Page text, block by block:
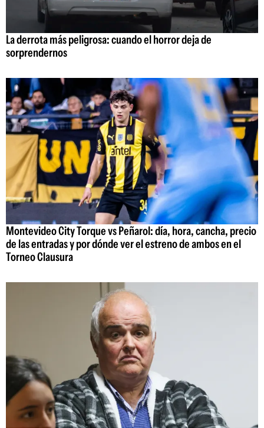
La derrota más peligrosa: cuando el horror deja de
sorprendernos
Montevideo City Torque vs Peñarol: día, hora, cancha, precio
de las entradas y por dónde ver el estreno de ambos en el
Torneo Clausura